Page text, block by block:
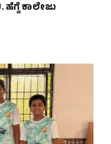
ಕಾಲೇಜು